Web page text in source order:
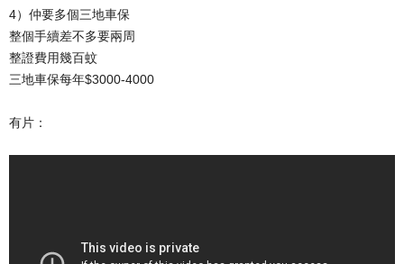
4）仲要多個三地車保
整個手續差不多要兩周
整證費用幾百蚊
三地車保每年$3000-4000
有片：